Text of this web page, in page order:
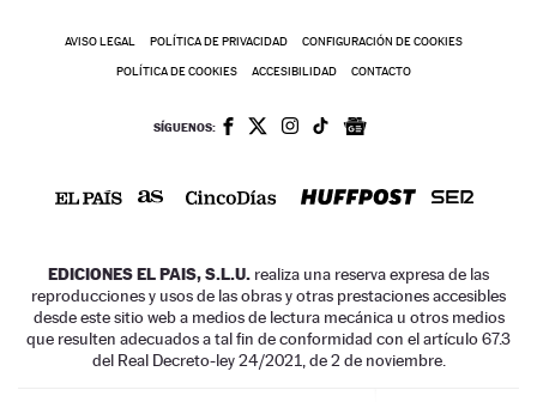
AVISO LEGAL POLÍTICA DE PRIVACIDAD CONFIGURACIÓN DE COOKIES
POLÍTICA DE COOKIES ACCESIBILIDAD CONTACTO
SÍGUENOS:
EDICIONES EL PAIS, S.L.U. realiza una reserva expresa de las
reproducciones y usos de las obras y otras prestaciones accesibles
desde este sitio web a medios de lectura mecánica u otros medios
que resulten adecuados a tal fin de conformidad con el artículo 67.3
del Real Decreto-ley 24/2021, de 2 de noviembre.